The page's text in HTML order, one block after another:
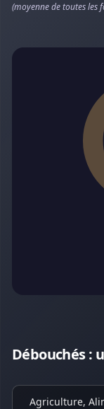
(moyenne de toutes les
Débouchés :
Agriculture,